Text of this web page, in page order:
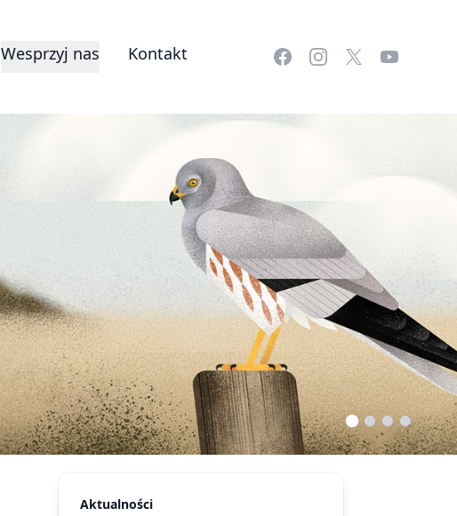
Wesprzyj nas Kontakt FacebookInstagram
X YouTube
Aktualności